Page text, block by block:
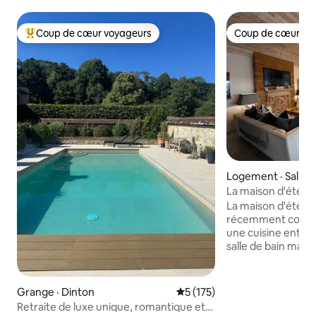
Coup de cœur voyageurs parmi les plus aimés
Coup de cœur voyageurs
Grange · Dinton Note moyenne de 5 sur 5,
5 (175)
Retraite de luxe unique, romantique et
Coup de cœur
Coup de cœur
Logement ·
La maison d'été
La maison d'été
récemment
une cuisine
salle de bain